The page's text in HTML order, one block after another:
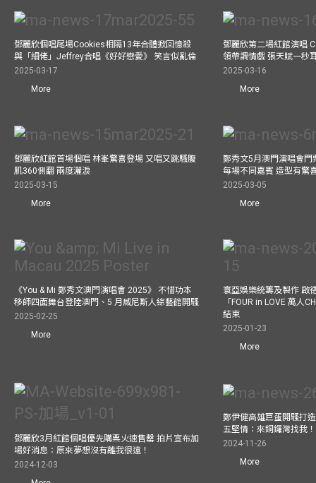
鄧麗欣個唱尾場Cookies相隔13年合體掀回憶殺
與「細佬」Jeffrey合唱《好好戀愛》 笑言似亂倫
2025-03-17
More
鄧麗欣第二場紅館演唱
領帶調情戲 張天賦一秒
2025-03-16
More
鄧麗欣紅館首場個唱 林峯驚喜登場 又唱又跳騷腹
肌360側翻 兩度灑淚
2025-03-15
More
鄭秀文5月澳門演唱會
每場不同嘉賓 造型有驚
2025-03-05
More
《You & Mi 鄭秀文澳門演唱會 2025》 不惜功本
移師四面舞台登陸澳門、5 月威尼斯人綜藝館開騷
2025-02-25
More
寰亞娛樂統籌及製作 啟
「FOUR in LOVE 萬人
結束
2025-01-23
More
鄧麗欣3月紅館個唱優先購票火速售罄 拍片宣布加
場好消息：原來夢想沒有離我很遠！
2024-12-03
鄭伊健高雄巨蛋開騷打
五堅情：來銅鑼灣找我！
2024-11-26
More